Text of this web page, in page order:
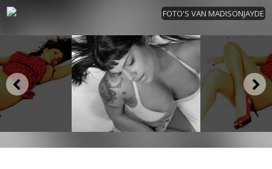
FOTO'S VAN MADISONJAYDE